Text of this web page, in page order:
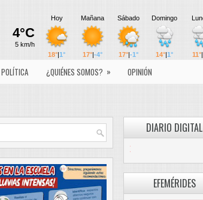
POLÍTICA ¿QUIÉNES SOMOS? »
OPINIÓN
DIARIO DIGITAL
EFEMÉRIDES